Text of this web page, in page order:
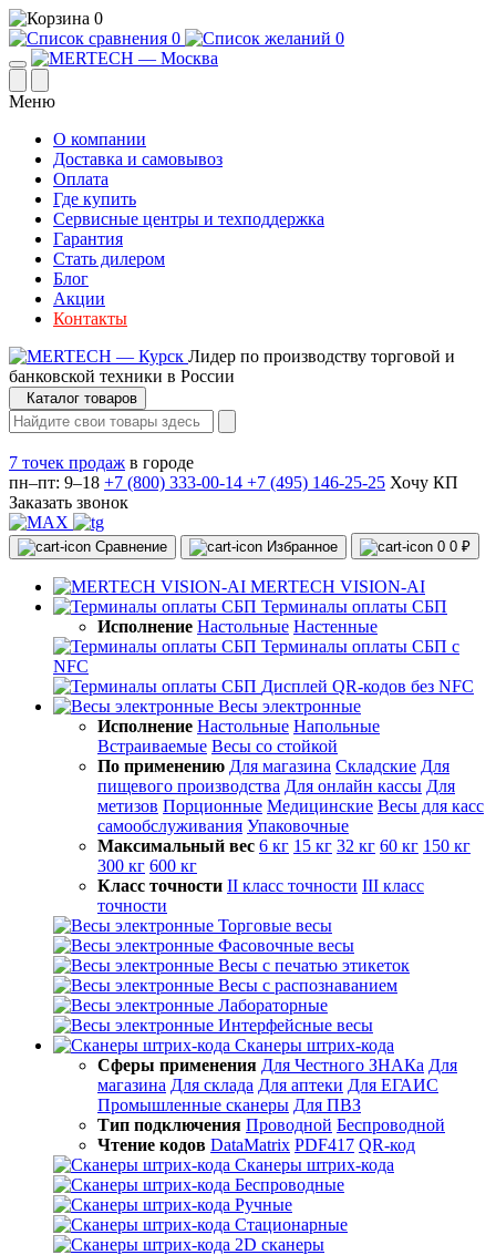
0
0
0
Меню
О компании
Доставка и самовывоз
Оплата
Где купить
Сервисные центры и техподдержка
Гарантия
Стать дилером
Блог
Акции
Контакты
Лидер по производству торговой и
банковской техники в России
Каталог товаров
7 точек продаж в городе
пн–пт: 9–18 +7 (800) 333-00-14 +7 (495) 146-25-25 Хочу КП
Заказать звонок
Сравнение Избранное 0 0 ₽
MERTECH VISION-AI
Терминалы оплаты СБП
Исполнение Настольные Настенные
Терминалы оплаты СБП с
NFC
Дисплей QR-кодов без NFC
Весы электронные
Исполнение Настольные Напольные
Встраиваемые Весы со стойкой
По применению Для магазина Складские Для
пищевого производства Для онлайн кассы Для
метизов Порционные Медицинские Весы для касс
самообслуживания Упаковочные
Максимальный вес 6 кг 15 кг 32 кг 60 кг 150 кг
300 кг 600 кг
Класс точности II класс точности III класс
точности
Торговые весы
Фасовочные весы
Весы с печатью этикеток
Весы с распознаванием
Лабораторные
Интерфейсные весы
Сканеры штрих-кода
Сферы применения Для Честного ЗНАКа Для
магазина Для склада Для аптеки Для ЕГАИС
Промышленные сканеры Для ПВЗ
Тип подключения Проводной Беспроводной
Чтение кодов DataMatrix PDF417 QR-код
Сканеры штрих-кода
Беспроводные
Ручные
Стационарные
2D сканеры